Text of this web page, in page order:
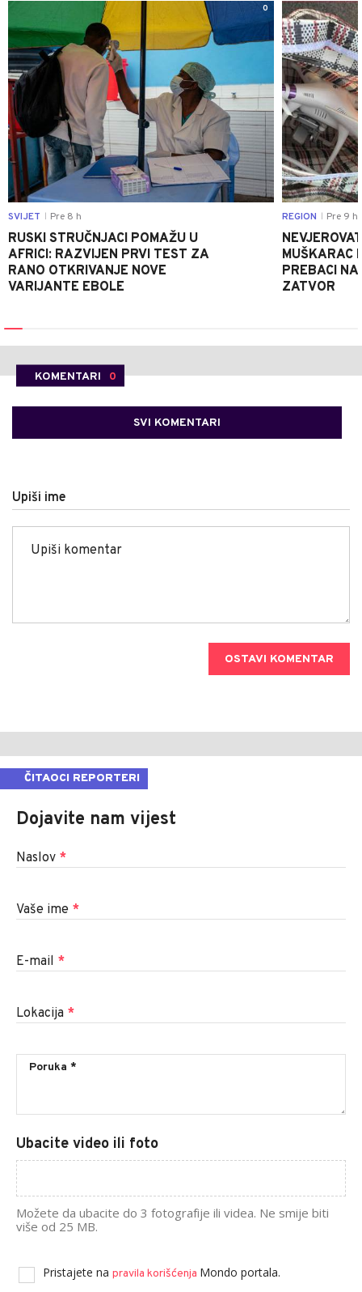
0
SVIJET Pre 8 h
RUSKI STRUČNJACI POMAŽU U
AFRICI: RAZVIJEN PRVI TEST ZA
RANO OTKRIVANJE NOVE
VARIJANTE EBOLE
REGION Pre 9 h
MUŠKARAC
PREBACI
ZATVOR
KOMENTARI 0
SVI KOMENTARI
Upiši ime
OSTAVI KOMENTAR
ČITAOCI REPORTERI
Dojavite nam vijest
Naslov *
Vaše ime *
E-mail *
Lokacija *
Ubacite video ili foto
Možete da ubacite do 3 fotografije ili videa. Ne smije biti
više od 25 MB.
Pristajete na pravila korišćenja Mondo portala.